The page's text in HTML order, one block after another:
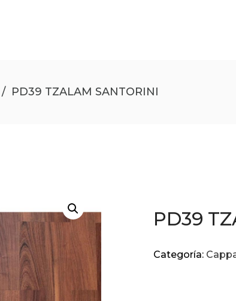
/ PD39 TZALAM SANTORINI
PD39
Categoría: